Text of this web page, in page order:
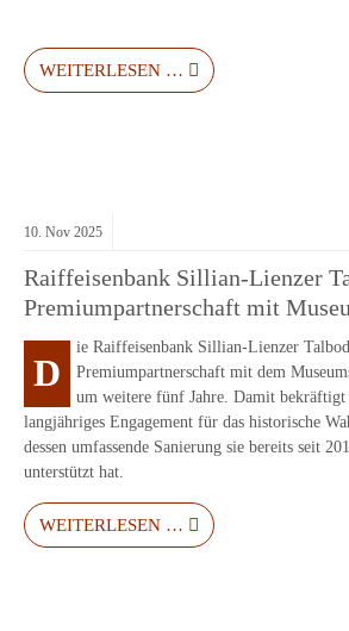
WEITERLESEN …
10. Nov 2025
Raiffeisenbank Sillian-Lienzer
Premiumpartnerschaft mit
D
ie Raiffeisenbank Sillian-Lienzer
Premiumpartnerschaft mit dem
um weitere fünf Jahre. Damit
langjähriges Engagement für das historische
dessen umfassende Sanierung sie bereits seit
unterstützt hat.
WEITERLESEN …